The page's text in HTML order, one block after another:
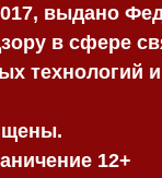
выдано
в сфере
технологий
12+